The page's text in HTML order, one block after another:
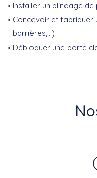
Installer un blindage de
Concevoir et fabriquer
barrières,…)
Débloquer une porte